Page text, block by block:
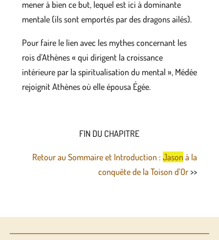
mener à bien ce but, lequel est ici à dominante
mentale (ils sont emportés par des dragons ailés).
Pour faire le lien avec les mythes concernant les
rois d’Athènes « qui dirigent la croissance
intérieure par la spiritualisation du mental », Médée
rejoignit Athènes où elle épousa Égée.
FIN DU CHAPITRE
Retour au Sommaire et Introduction :Jason à la
conquête de la Toison d’Or >>